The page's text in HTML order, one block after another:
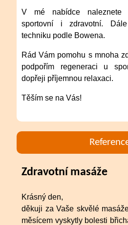
V mé nabídce naleznete
sportovní i zdravotní.
techniku podle Bowena.
Rád Vám pomohu s mnoha
podpořím regeneraci u
dopřeji příjemnou relaxaci.
Těším se na Vás!
Zdravotní masáže
Krásný den,
děkuji za Vaše skvělé
měsícem vyskytly bolesti